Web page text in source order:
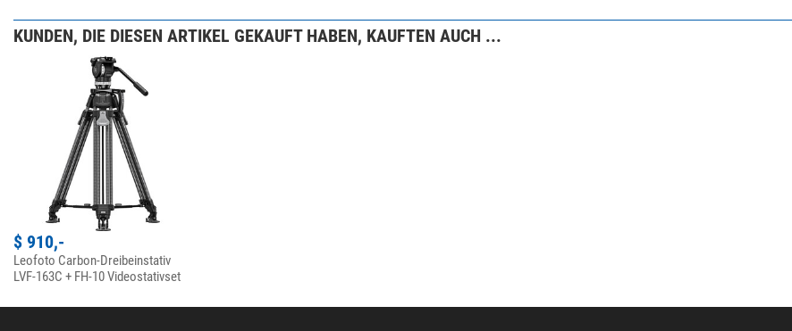
KUNDEN, DIE DIESEN ARTIKEL GEKAUFT HABEN, KAUFTEN AUCH ...
$ 910,-
Leofoto Carbon-Dreibeinstativ
LVF-163C + FH-10 Videostativset